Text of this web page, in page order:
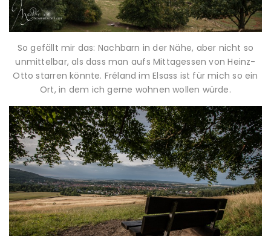
So gefällt mir das: Nachbarn in der Nähe, aber nicht so
unmittelbar, als dass man aufs Mittagessen von Heinz-
Otto starren könnte. Fréland im Elsass ist für mich so ein
Ort, in dem ich gerne wohnen wollen würde.